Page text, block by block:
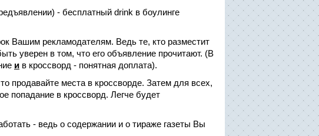
- бесплатный drink в боулинге
Вашим рекламодателям. Ведь те, кто разместит
уверен в том, что его объявление прочитают. (В
и в кроссворд - понятная доплата).
продавайте места в кроссворде. Затем для всех,
попадание в кроссворд. Легче будет
- ведь о содержании и о тираже газеты Вы